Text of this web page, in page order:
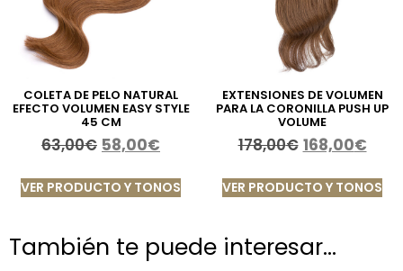
COLETA DE PELO NATURAL
EFECTO VOLUMEN EASY STYLE
45 CM
63,00€ 58,00€
VER PRODUCTO Y TONOS
EXTENSIONES DE VOLUMEN
PARA LA CORONILLA PUSH UP
VOLUME
178,00€ 168,00€
VER PRODUCTO Y TONOS
También te puede interesar…